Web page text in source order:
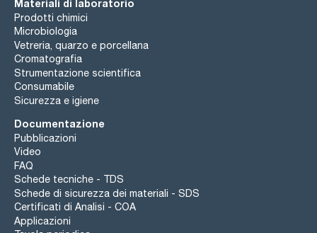
Materiali di laboratorio
Prodotti chimici
Microbiologia
Vetreria, quarzo e porcellana
Cromatografia
Strumentazione scientifica
Consumabile
Sicurezza e igiene
Documentazione
Pubblicazioni
Video
FAQ
Schede tecniche - TDS
Schede di sicurezza dei materiali - SDS
Certificati di Analisi - COA
Applicazioni